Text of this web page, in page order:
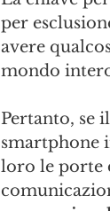
per
avere
mondo
Pertanto, se
smartphone
loro le porte